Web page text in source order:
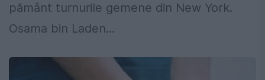
pământ turnurile gemene din New York.
Osama bin Laden...